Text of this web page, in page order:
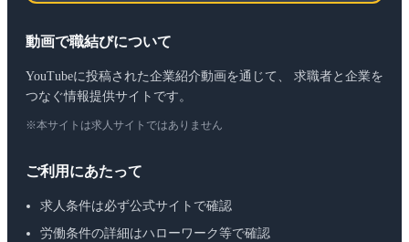
動画で職結びについて
YouTubeに投稿された企業紹介動画を通じて、 求職者と企業を
つなぐ情報提供サイトです。
※本サイトは求人サイトではありません
ご利用にあたって
求人条件は必ず公式サイトで確認
労働条件の詳細はハローワーク等で確認